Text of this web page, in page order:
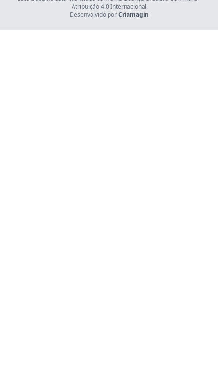
Atribuição 4.0 Internacional
Desenvolvido por Criamagin